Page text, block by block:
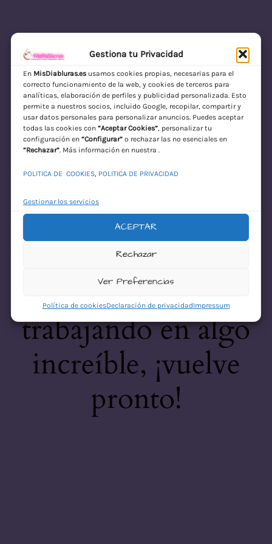
Gestiona tu Privacidad
En MisDiabluras.esusamos cookies propias, necesarias para el
correcto funcionamiento de la web, y cookies de terceros para
analíticas, elaboración de perfiles y publicidad personalizada. Esto
permite a nuestros socios, incluido Google, recopilar, compartir y
usar datos personales para personalizar anuncios. Puedes aceptar
todas las cookies con “Aceptar Cookies”, personalizar tu
configuración en “Configurar”o rechazar las no esenciales en
“Rechazar”. Más información en nuestra .
POLITICA DE COOKIES, POLITICA DE PRIVACIDAD
Gestionar los servicios
ACEPTAR
Rechazar
Ver Preferencias
Política de cookiesDeclaración de privacidadImpressum
MisDiabluras | Sexshop Online con Envío
Discreto en España
Acceder
¡Disculpa este
desastre! Estamos
trabajando en algo
increíble, ¡vuelve
pronto!